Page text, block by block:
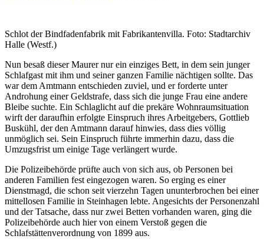
Schlot der Bindfadenfabrik mit Fabrikantenvilla. Foto: Stadtarchiv
Halle (Westf.)
Nun besaß dieser Maurer nur ein einziges Bett, in dem sein junger
Schlafgast mit ihm und seiner ganzen Familie nächtigen sollte. Das
war dem Amtmann entschieden zuviel, und er forderte unter
Androhung einer Geldstrafe, dass sich die junge Frau eine andere
Bleibe suchte. Ein Schlaglicht auf die prekäre Wohnraumsituation
wirft der daraufhin erfolgte Einspruch ihres Arbeitgebers, Gottlieb
Buskühl, der den Amtmann darauf hinwies, dass dies völlig
unmöglich sei. Sein Einspruch führte immerhin dazu, dass die
Umzugsfrist um einige Tage verlängert wurde.
Die Polizeibehörde prüfte auch von sich aus, ob Personen bei
anderen Familien fest eingezogen waren. So erging es einer
Dienstmagd, die schon seit vierzehn Tagen ununterbrochen bei einer
mittellosen Familie in Steinhagen lebte. Angesichts der Personenzahl
und der Tatsache, dass nur zwei Betten vorhanden waren, ging die
Polizeibehörde auch hier von einem Verstoß gegen die
Schlafstättenverordnung von 1899 aus.